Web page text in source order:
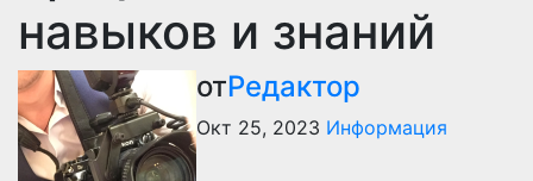
навыков и знаний
отРедактор
Окт 25, 2023 Информация